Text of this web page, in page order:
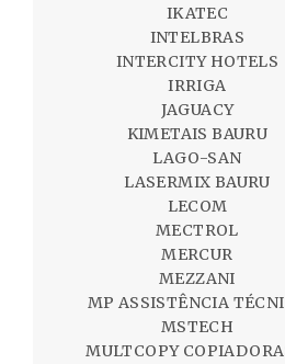
IKATEC
INTELBRAS
INTERCITY HOTELS
IRRIGA
JAGUACY
KIMETAIS BAURU
LAGO-SAN
LASERMIX BAURU
LECOM
MECTROL
MERCUR
MEZZANI
MP ASSISTÊNCIA
MSTECH
MULTCOPY